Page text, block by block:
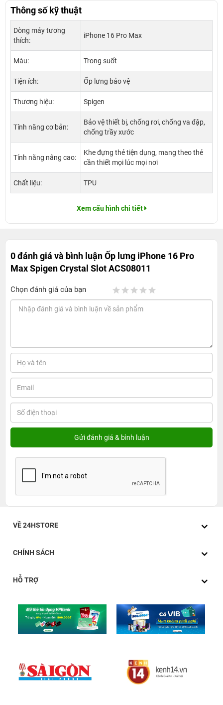
Thông số kỹ thuật
Dòng máy tương
thích:
iPhone 16 Pro Max
Màu: Trong suốt
Tiện ích: Ốp lưng bảo vệ
Thương hiệu: Spigen
Tính năng cơ bản:
Bảo vệ thiết bị, chống rơi, chống va đập,
chống trầy xước
Tính năng nâng cao:
Khe đựng thẻ tiện dụng, mang theo thẻ
cần thiết mọi lúc mọi nơi
Chất liệu: TPU
Xem cấu hình chi tiết
0 đánh giá và bình luậnỐp lưng iPhone 16 Pro
Max Spigen Crystal Slot ACS08011
Chọn đánh giá của bạn
VỀ 24HSTORE
CHÍNH SÁCH
HỖ TRỢ